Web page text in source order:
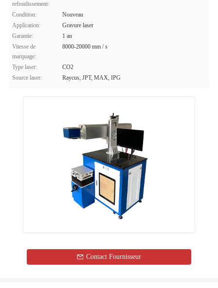
refroidissement:
Condition:
Nouveau
Application:
Gravure laser
Garantie:
1 an
Vitesse de
marquage:
8000-20000 mm / s
Type laser:
CO2
Source laser:
Raycus, JPT, MAX, IPG
Contact Fournisseur